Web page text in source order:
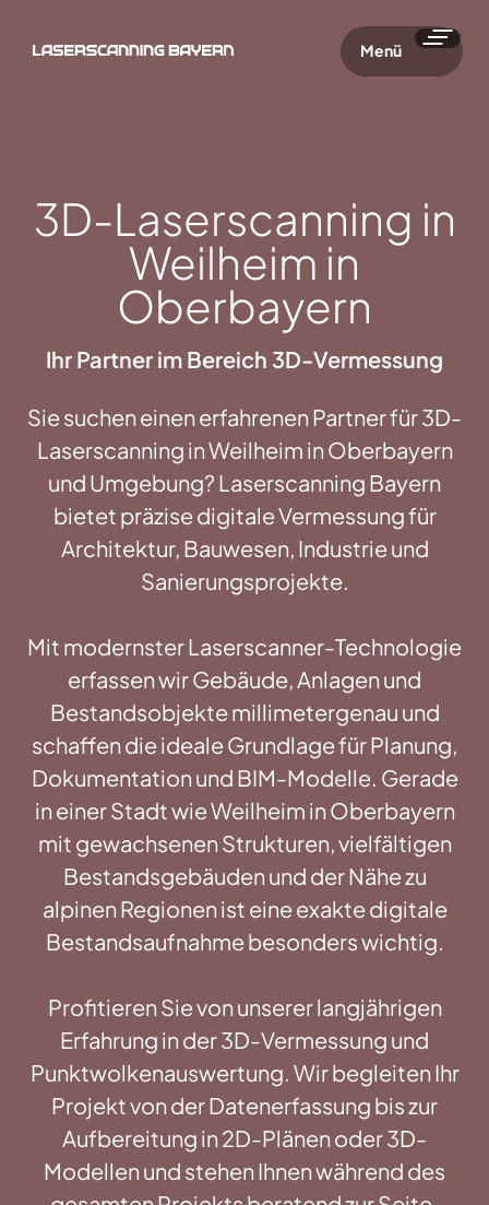
Menü
3D-Laserscanning in
Weilheim in
Oberbayern
Ihr Partner im Bereich 3D-Vermessung
Sie suchen einen erfahrenen Partner für 3D-
Laserscanning in Weilheim in Oberbayern
und Umgebung? Laserscanning Bayern
bietet präzise digitale Vermessung für
Architektur, Bauwesen, Industrie und
Sanierungsprojekte.
Mit modernster Laserscanner-Technologie
erfassen wir Gebäude, Anlagen und
Bestandsobjekte millimetergenau und
schaffen die ideale Grundlage für Planung,
Dokumentation und BIM-Modelle. Gerade
in einer Stadt wie Weilheim in Oberbayern
mit gewachsenen Strukturen, vielfältigen
Bestandsgebäuden und der Nähe zu
alpinen Regionen ist eine exakte digitale
Bestandsaufnahme besonders wichtig.
Profitieren Sie von unserer langjährigen
Erfahrung in der 3D-Vermessung und
Punktwolkenauswertung. Wir begleiten Ihr
Projekt von der Datenerfassung bis zur
Aufbereitung in 2D-Plänen oder 3D-
Modellen und stehen Ihnen während des